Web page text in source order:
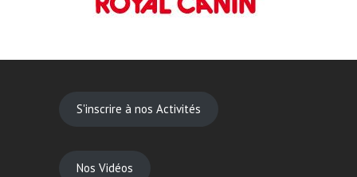
S'inscrire à nos Activités
Nos Vidéos